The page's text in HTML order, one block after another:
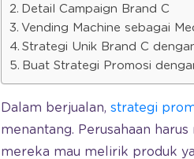
Detail Campaign Brand C
Vending Machine sebagai
Strategi Unik Brand C
Buat Strategi Promosi
Dalam berjualan, strategi
menantang. Perusahaan
mereka mau melirik produk